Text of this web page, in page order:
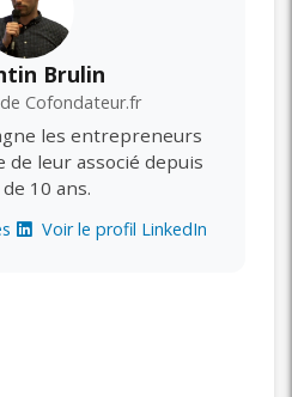
Brulin
Cofondateur.fr
les entrepreneurs
de leur associé depuis
10 ans.
Voir le profil LinkedIn